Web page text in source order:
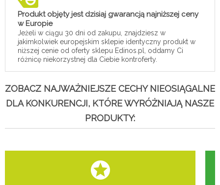
Produkt objęty jest dzisiaj gwarancją najniższej ceny
w Europie
Jeżeli w ciągu 30 dni od zakupu, znajdziesz w
jakimkolwiek europejskim sklepie identyczny produkt w
niższej cenie od oferty sklepu Edinos.pl, oddamy Ci
różnicę niekorzystnej dla Ciebie kontroferty.
ZOBACZ NAJWAŻNIEJSZE CECHY NIEOSIĄGALNE
DLA KONKURENCJI, KTÓRE WYRÓŻNIAJĄ NASZE
PRODUKTY: